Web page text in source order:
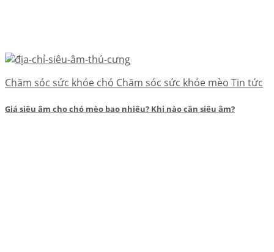
Chăm sóc sức khỏe chó Chăm sóc sức khỏe mèo Tin tức
Giá siêu âm cho chó mèo bao nhiêu? Khi nào cần siêu âm?